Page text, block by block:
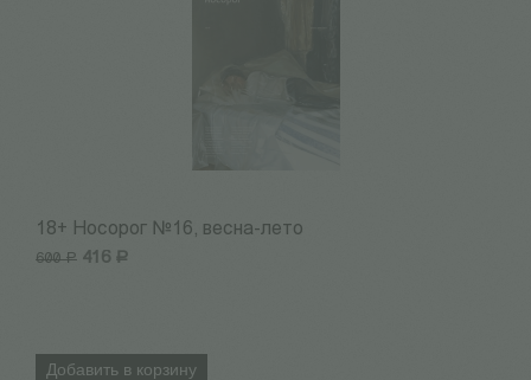
18+ Носорог №16, весна-лето
600 Р 416 Р
Добавить в корзину